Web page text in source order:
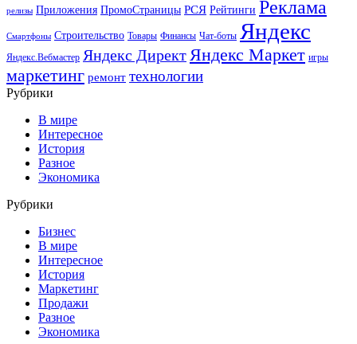
релизы Приложения ПромоСтраницы РСЯ Рейтинги Реклама
Смартфоны Строительство Товары Финансы Чат-боты Яндекс
Яндекс.Вебмастер Яндекс Директ Яндекс Маркет игры
маркетинг ремонт технологии
Рубрики
В мире
Интересное
История
Разное
Экономика
Рубрики
Бизнес
В мире
Интересное
История
Маркетинг
Продажи
Разное
Экономика